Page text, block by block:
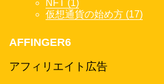
NFT (1)
仮想通貨の始め方 (17)
AFFINGER6
アフィリエイト広告